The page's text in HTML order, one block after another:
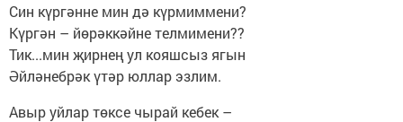
Син күргәнне мин дә күрмиммени?
Күргән – йөрәккәйне телмимени??
Тик...мин җирнең ул кояшсыз ягын
Әйләнебрәк үтәр юллар эзлим.
Авыр уйлар төксе чырай кебек –